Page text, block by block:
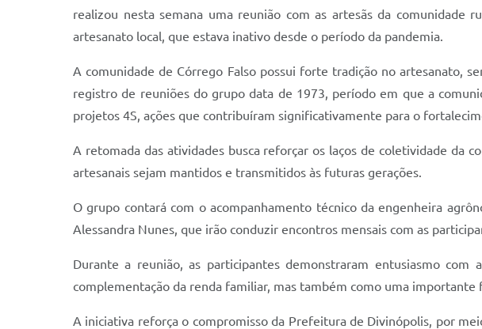
realizou nesta semana uma reunião com as artesãs da
artesanato local, que estava inativo desde o período da pandemia.
A comunidade de Córrego Falso possui forte tradição no artesanato,
registro de reuniões do grupo data de 1973, período em que a
projetos 4S, ações que contribuíram significativamente para o
A retomada das atividades busca reforçar os laços de coletividade da
artesanais sejam mantidos e transmitidos às futuras gerações.
O grupo contará com o acompanhamento técnico da engenheira
Alessandra Nunes, que irão conduzir encontros mensais com as
Durante a reunião, as participantes demonstraram entusiasmo
complementação da renda familiar, mas também como uma
A iniciativa reforça o compromisso da Prefeitura de Divinópolis, por